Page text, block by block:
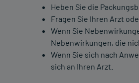
Heben Sie die
Fragen Sie Ihren Arzt
Wenn Sie
Nebenwirkungen, die
Wenn Sie sich nach
sich an Ihren Arzt.